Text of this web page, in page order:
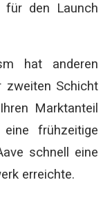
für den Launch
hat anderen
zweiten Schicht
Marktanteil
frühzeitige
schnell eine
erreichte.